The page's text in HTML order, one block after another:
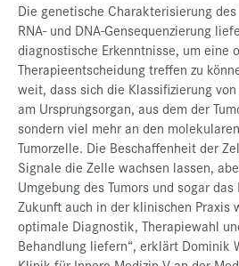
Die genetische Charakterisierung
RNA- und DNA-Gensequenzierung
diagnostische Erkenntnisse, um eine
Therapieentscheidung treffen zu
weit, dass sich die Klassifizierung
am Ursprungsorgan, aus dem der
sondern viel mehr an den
Tumorzelle. Die Beschaffenheit der
Signale die Zelle wachsen lassen,
Umgebung des Tumors und sogar
Zukunft auch in der klinischen Praxis
optimale Diagnostik, Therapiewahl
Behandlung liefern“, erklärt Dominik